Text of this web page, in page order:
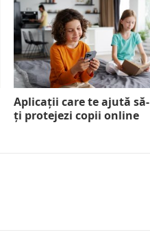
Aplicații care te ajută să-
ți protejezi copii online